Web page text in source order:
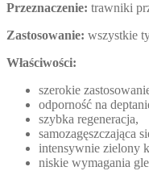
Przeznaczenie: trawniki
Zastosowanie: wszystkie
Właściwości:
szerokie
odporność na
szybka regeneracja,
samozagęszczająca
intensywnie zielony
niskie wymagania